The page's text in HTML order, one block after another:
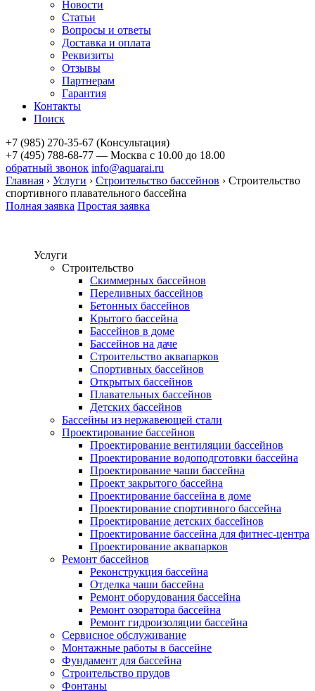
Новости
Статьи
Вопросы и ответы
Доставка и оплата
Реквизиты
Отзывы
Партнерам
Гарантия
Контакты
Поиск
+7 (985) 270-35-67 (Консультация)
+7 (495) 788-68-77 — Москва с 10.00 до 18.00
обратный звонок info@aquarai.ru
Главная › Услуги › Строительство бассейнов › Строительство
спортивного плавательного бассейна
Полная заявка Простая заявка
Услуги
Строительство
Скиммерных бассейнов
Переливных бассейнов
Бетонных бассейнов
Крытого бассейна
Бассейнов в доме
Бассейнов на даче
Строительство аквапарков
Спортивных бассейнов
Открытых бассейнов
Плавательных бассейнов
Детских бассейнов
Бассейны из нержавеющей стали
Проектирование бассейнов
Проектирование вентиляции бассейнов
Проектирование водоподготовки бассейна
Проектирование чаши бассейна
Проект закрытого бассейна
Проектирование бассейна в доме
Проектирование спортивного бассейна
Проектирование детских бассейнов
Проектирование бассейна для фитнес-центра
Проектирование аквапарков
Ремонт бассейнов
Реконструкция бассейна
Отделка чаши бассейна
Ремонт оборудования бассейна
Ремонт озоратора бассейна
Ремонт гидроизоляции бассейна
Сервисное обслуживание
Монтажные работы в бассейне
Фундамент для бассейна
Строительство прудов
Фонтаны